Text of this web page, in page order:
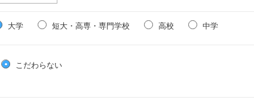
大学 短大・高専・専門学校 高校 中学
こだわらない